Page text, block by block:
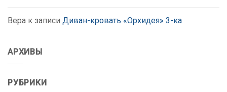
Вера к записи Диван-кровать «Орхидея» 3-ка
АРХИВЫ
РУБРИКИ